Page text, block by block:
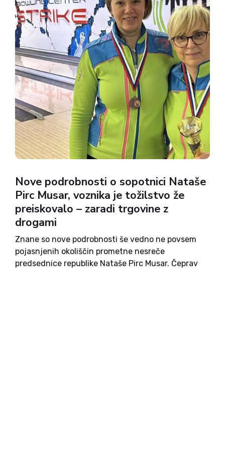
Nove podrobnosti o sopotnici Nataše
Pirc Musar, voznika je tožilstvo že
preiskovalo – zaradi trgovine z
drogami
Znane so nove podrobnosti še vedno ne povsem
pojasnjenih okoliščin prometne nesreče
predsednice republike Nataše Pirc Musar. Čeprav